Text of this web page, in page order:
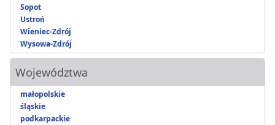
Sopot
Ustroń
Wieniec-Zdrój
Wysowa-Zdrój
Województwa
małopolskie
śląskie
podkarpackie